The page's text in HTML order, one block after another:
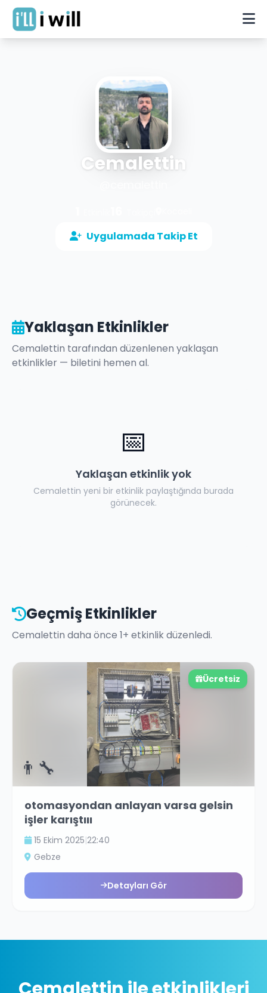
Cemalettin
Uygulamada Takip Et
Yaklaşan Etkinlikler
Cemalettin tarafından düzenlenen yaklaşan
etkinlikler — biletini hemen al.
📅
Yaklaşan etkinlik yok
Cemalettin yeni bir etkinlik paylaştığında burada
görünecek.
Geçmiş Etkinlikler
Cemalettin daha önce 1+ etkinlik düzenledi.
Ücretsiz
👨‍🔧
otomasyondan anlayan varsa gelsin
işler karıştııı
15 Ekim 2025|22:40
Gebze
Detayları Gör